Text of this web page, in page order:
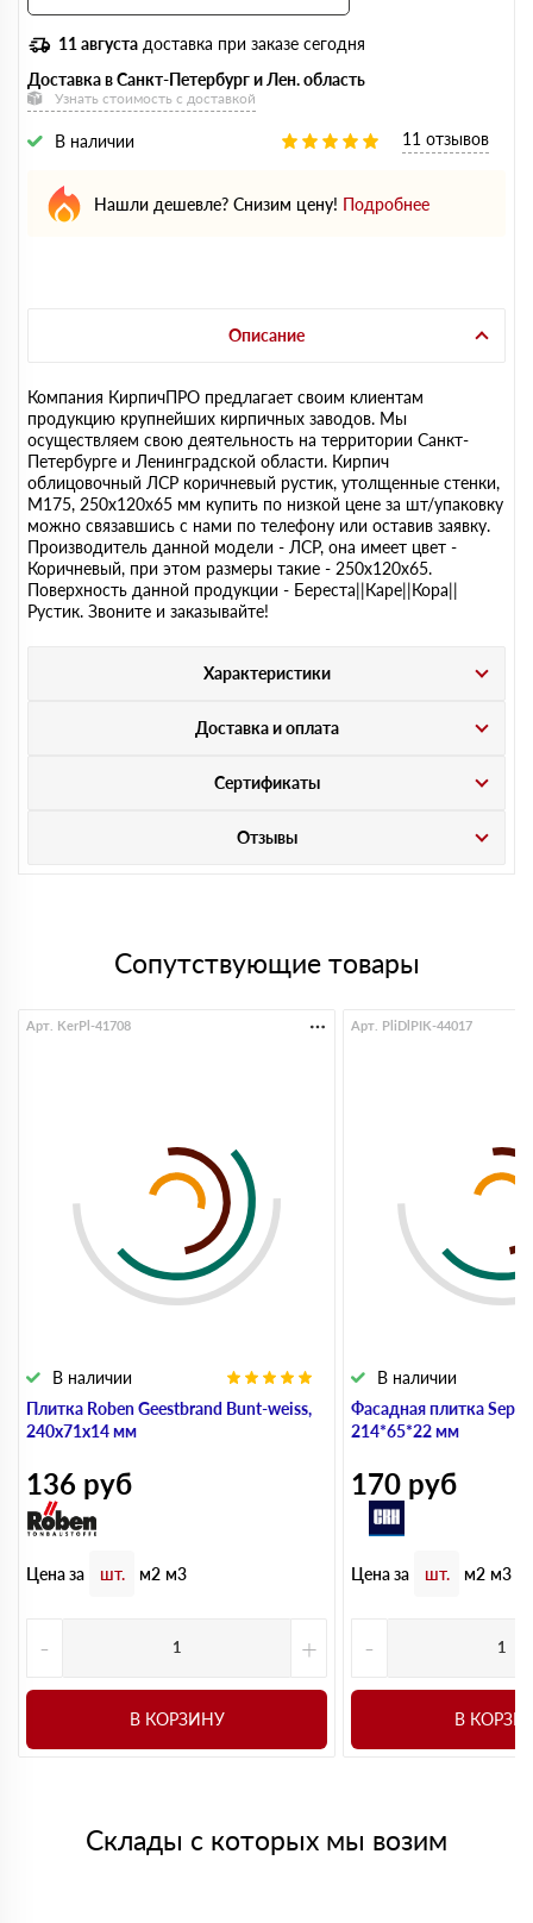
11 августа доставка при заказе сегодня
Доставка в Санкт-Петербург и Лен. область
Узнать стоимость с доставкой
В наличии 11 отзывов
Нашли дешевле? Снизим цену! Подробнее
Описание
Компания КирпичПРО предлагает своим клиентам
продукцию крупнейших кирпичных заводов. Мы
осуществляем свою деятельность на территории Санкт-
Петербурге и Ленинградской области. Кирпич
облицовочный ЛСР коричневый рустик, утолщенные стенки,
М175, 250х120х65 мм купить по низкой цене за шт/упаковку
можно связавшись с нами по телефону или оставив заявку.
Производитель данной модели - ЛСР, она имеет цвет -
Коричневый, при этом размеры такие - 250х120х65.
Поверхность данной продукции - Береста||Каре||Кора||
Рустик. Звоните и заказывайте!
Характеристики
Доставка и оплата
Сертификаты
Отзывы
Сопутствующие товары
Плитка Roben Geestbrand Bunt-weiss,
240х71х14 мм
В наличии
Арт. KerPl-41708
136 руб
Цена за шт. м2 м3
- +
В КОРЗИНУ
Фасадная плитка Sepia
214*65*22 мм
В наличии
Арт. PliDlPIK-44017
170 руб
Цена за шт. м2 м3
-
В
Склады с которых мы возим